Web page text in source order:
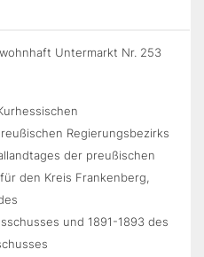
Untermarkt Nr. 253
Regierungsbezirks
der preußischen
den Kreis Frankenberg,
und 1891-1893 des